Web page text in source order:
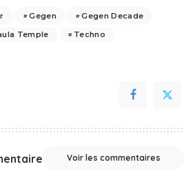
Gegen
Gegen Decade
Temple
Techno
Voir les commentaires